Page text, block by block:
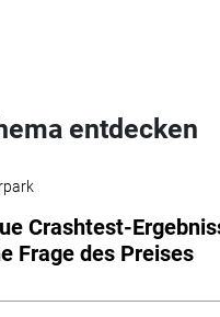
entdecken
Crashtest-
Frage des Preises